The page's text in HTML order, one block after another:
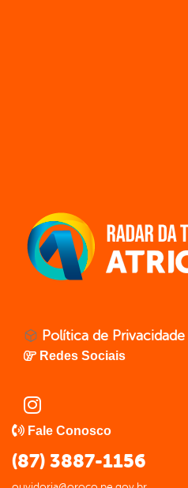
Política de Privacidade
Redes Sociais
Fale Conosco
(87) 3887-1156